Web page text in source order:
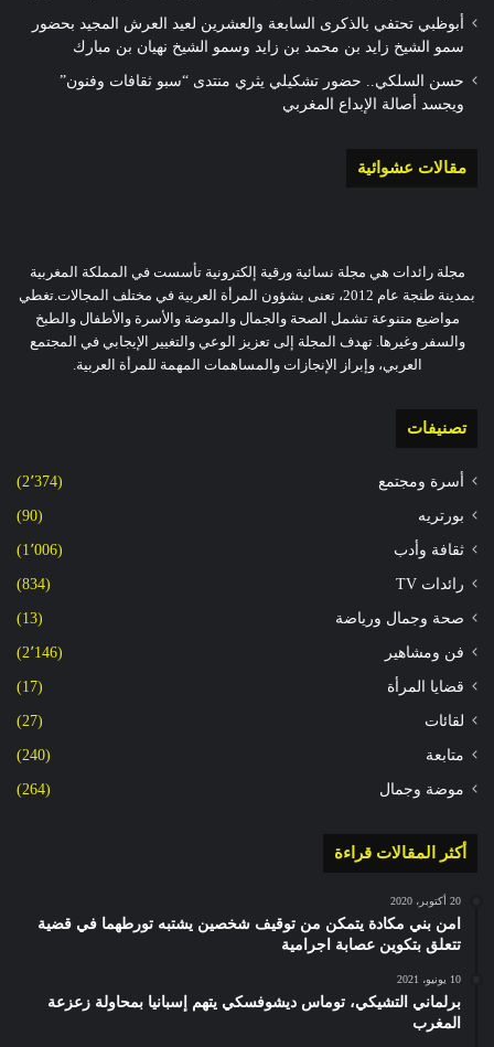
أبوظبي تحتفي بالذكرى السابعة والعشرين لعيد العرش المجيد بحضور
سمو الشيخ زايد بن محمد بن زايد وسمو الشيخ نهيان بن مبارك
حسن السلكي.. حضور تشكيلي يثري منتدى “سبو ثقافات وفنون”
ويجسد أصالة الإبداع المغربي
مقالات عشوائية
مجلة رائدات هي مجلة نسائية ورقية إلكترونية تأسست في المملكة المغربية
بمدينة طنجة عام 2012، تعنى بشؤون المرأة العربية في مختلف المجالات.تغطي
مواضيع متنوعة تشمل الصحة والجمال والموضة والأسرة والأطفال والطبخ
والسفر وغيرها. تهدف المجلة إلى تعزيز الوعي والتغيير الإيجابي في المجتمع
العربي، وإبراز الإنجازات والمساهمات المهمة للمرأة العربية.
تصنيفات
أسرة ومجتمع (2٬374)
بورتريه (90)
ثقافة وأدب (1٬006)
رائدات TV (834)
صحة وجمال ورياضة (13)
فن ومشاهير (2٬146)
قضايا المرأة (17)
لقائات (27)
متابعة (240)
موضة وجمال (264)
أكثر المقالات قراءة
20 أكتوبر، 2020
امن بني مكادة يتمكن من توقيف شخصين يشتبه تورطهما في قضية
تتعلق بتكوين عصابة اجرامية
10 يونيو، 2021
برلماني التشيكي، توماس ديشوفسكي يتهم إسبانيا بمحاولة زعزعة
المغرب